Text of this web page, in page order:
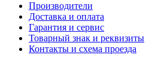
Производители
Доставка и оплата
Гарантия и сервис
Товарный знак и реквизиты
Контакты и схема проезда